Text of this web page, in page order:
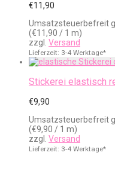
€11,90
Umsatzsteuerbefreit
(€11,90 / 1 m)
zzgl. Versand
Lieferzeit: 3-4 Werktage*
Stickerei elastisch
€9,90
Umsatzsteuerbefreit
(€9,90 / 1 m)
zzgl. Versand
Lieferzeit: 3-4 Werktage*